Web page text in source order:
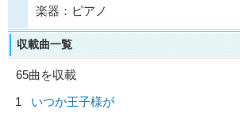
楽器：ピアノ
収載曲一覧
65曲を収載
1
いつか王子様が